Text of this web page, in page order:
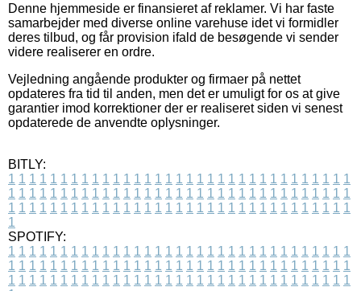
Denne hjemmeside er finansieret af reklamer. Vi har faste
samarbejder med diverse online varehuse idet vi formidler
deres tilbud, og får provision ifald de besøgende vi sender
videre realiserer en ordre.
Vejledning angående produkter og firmaer på nettet
opdateres fra tid til anden, men det er umuligt for os at give
garantier imod korrektioner der er realiseret siden vi senest
opdaterede de anvendte oplysninger.
BITLY:
1 1 1 1 1 1 1 1 1 1 1 1 1 1 1 1 1 1 1 1 1 1 1 1 1 1 1 1 1 1 1 1 1
1 1 1 1 1 1 1 1 1 1 1 1 1 1 1 1 1 1 1 1 1 1 1 1 1 1 1 1 1 1 1 1 1
1 1 1 1 1 1 1 1 1 1 1 1 1 1 1 1 1 1 1 1 1 1 1 1 1 1 1 1 1 1 1 1 1
1
SPOTIFY:
1 1 1 1 1 1 1 1 1 1 1 1 1 1 1 1 1 1 1 1 1 1 1 1 1 1 1 1 1 1 1 1 1
1 1 1 1 1 1 1 1 1 1 1 1 1 1 1 1 1 1 1 1 1 1 1 1 1 1 1 1 1 1 1 1 1
1 1 1 1 1 1 1 1 1 1 1 1 1 1 1 1 1 1 1 1 1 1 1 1 1 1 1 1 1 1 1 1 1